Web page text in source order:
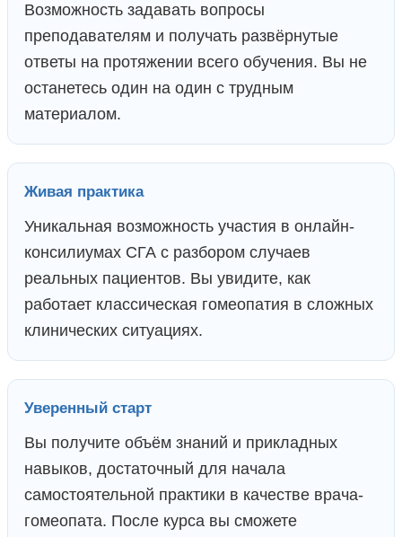
Возможность задавать вопросы
преподавателям и получать развёрнутые
ответы на протяжении всего обучения. Вы не
останетесь один на один с трудным
материалом.
Живая практика
Уникальная возможность участия в онлайн-
консилиумах СГА с разбором случаев
реальных пациентов. Вы увидите, как
работает классическая гомеопатия в сложных
клинических ситуациях.
Уверенный старт
Вы получите объём знаний и прикладных
навыков, достаточный для начала
самостоятельной практики в качестве врача-
гомеопата. После курса вы сможете